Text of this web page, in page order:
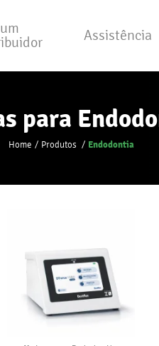
Assistência
para
Home Produtos Endodontia